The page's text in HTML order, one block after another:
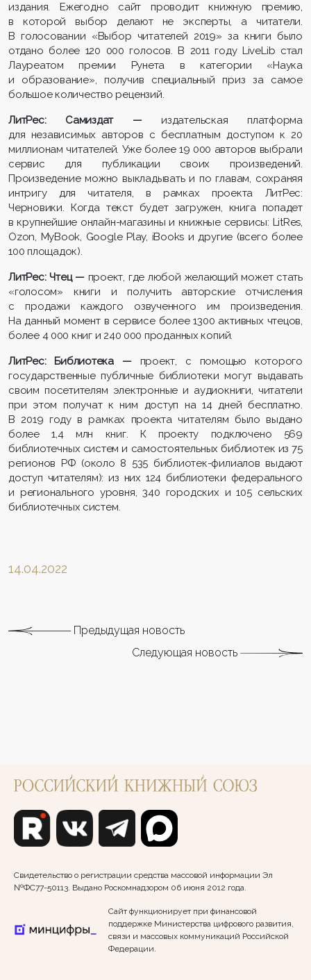
издания. Ежегодно сайт проводит книжную премию,
в которой выбор делают не эксперты, а читатели.
В голосовании «Выбор читателей 2019» за книги было
отдано более 120 000 голосов. В 2011 году LiveLib стал
Лауреатом премии Рунета в категории «Наука
и образование», получив специальный приз за самое
большое количество рецензий.
ЛитРес: Самиздат —издательская платформа
для независимых авторов с бесплатным доступом к 20
миллионам читателей. Уже более 19 000 авторов выбрали
сервис для публикации своих произведений.
Произведение можно выкладывать и по главам, сохраняя
интригу для читателя, в рамках проекта ЛитРес:
Черновики. Когда текст будет загружен, книга попадет
в крупнейшие онлайн-магазины и книжные сервисы: LitRes,
Ozon, MyBook, Google Play, iBooks и другие (всего более
100 площадок).
ЛитРес: Чтец — проект, где любой желающий может стать
«голосом» книги и получить авторские отчисления
с продажи каждого озвученного им произведения.
На данный момент в сервисе более 1300 активных чтецов,
более 4 000 книг и 240 000 проданных копий.
ЛитРес: Библиотека — проект, с помощью которого
государственные публичные библиотеки могут выдавать
своим посетителям электронные и аудиокниги, читатели
при этом получат к ним доступ на 14 дней бесплатно.
В 2019 году в рамках проекта читателям было выдано
более 1,4 млн книг. К проекту подключено 569
библиотечных систем и самостоятельных библиотек из 75
регионов РФ (около 8 535 библиотек-филиалов выдают
доступ читателям): из них 124 библиотеки федерального
и регионального уровня, 340 городских и 105 сельских
библиотечных систем.
14.04.2022
Предыдущая новость
Следующая новость
Свидетельство о регистрации средства массовой информации Эл
№ФС77-50113. Выдано Роскомнадзором 06 июня 2012 года.
Сайт функционирует при финансовой
поддержке Министерства цифрового развития,
связи и массовых коммуникаций Российской
Федерации.